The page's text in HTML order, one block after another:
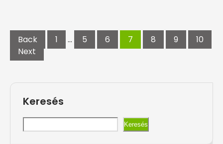
lapozása
Back 1 … 5 6 7 8 9
10
Next
Keresés
Keresés